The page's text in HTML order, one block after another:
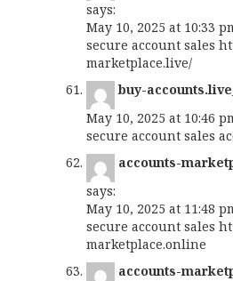
says:
May 10, 2025 at 10:33
secure account sales
marketplace.live/
buy-
May 10, 2025 at 10:46
secure account sales
accounts-
says:
May 10, 2025 at 11:48
secure account sales
marketplace.online
accounts-